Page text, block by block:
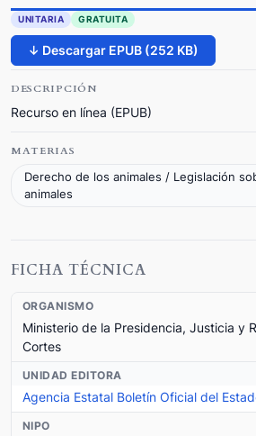
UNITARIA GRATUITA
↓ Descargar EPUB (252 KB)
DESCRIPCIÓN
Recurso en línea (EPUB)
MATERIAS
Derecho de los animales / Legislación
animales
FICHA TÉCNICA
ORGANISMO
Ministerio de la Presidencia, Justicia y
Cortes
UNIDAD EDITORA
Agencia Estatal Boletín Oficial del
NIPO